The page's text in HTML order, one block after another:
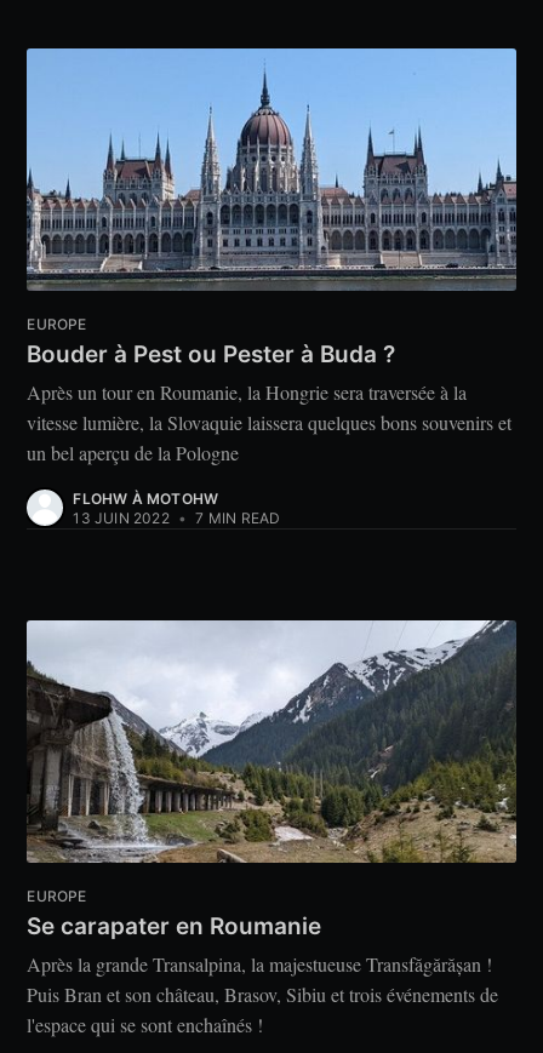
EUROPE
Bouder à Pest ou Pester à Buda ?
Après un tour en Roumanie, la Hongrie sera traversée à la
vitesse lumière, la Slovaquie laissera quelques bons souvenirs et
un bel aperçu de la Pologne
FLOHW À MOTOHW
13 JUIN 2022 • 7 MIN READ
EUROPE
Se carapater en Roumanie
Après la grande Transalpina, la majestueuse Transfăgărășan !
Puis Bran et son château, Brasov, Sibiu et trois événements de
l'espace qui se sont enchaînés !